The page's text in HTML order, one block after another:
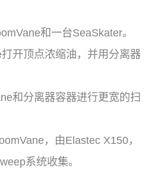
和一台SeaSkater。
开顶点浓缩油，并用分离器
和分离器容器进行更宽的扫
，由Elastec X150，
系统收集。